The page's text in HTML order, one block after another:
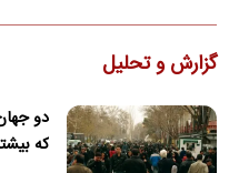
گزارش و تحلیل
دو
که